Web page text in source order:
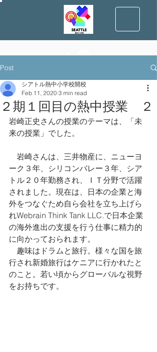
Post
２期１回目の熱中授業 ２
シアトル熱中小学校開校
Feb 11, 2020 3 min read
岩崎正史さんの授業のテーマは、「未
来の授業」でした。
ーク３年、シリコンバレー３年、シア
トル２０年勤務され、ＩＴ分野で活躍
されました。現在は、日本の企業と海
外をつなぐため自ら会社を立ち上げら
れWebrain Think Tank LLC.で日本企業
の海外進出の支援を行う仕事に精力的
に向かっておられます。
趣味はドラムと旅行。様々な国を旅
行され新婚旅行はケニアに行かれたと
のこと。若い頃からグローバルな視野
をお持ちです。